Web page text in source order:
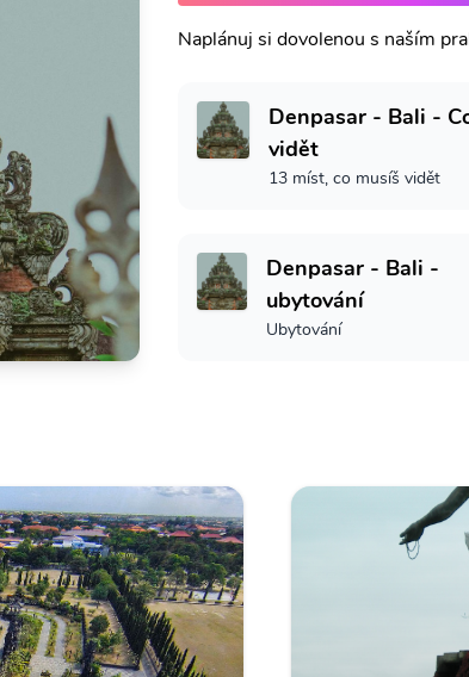
Naplánuj si dovolenou s naším
Denpasar - Bali -
vidět
13 míst, co musíš vidět
Denpasar - Bali -
ubytování
Ubytování